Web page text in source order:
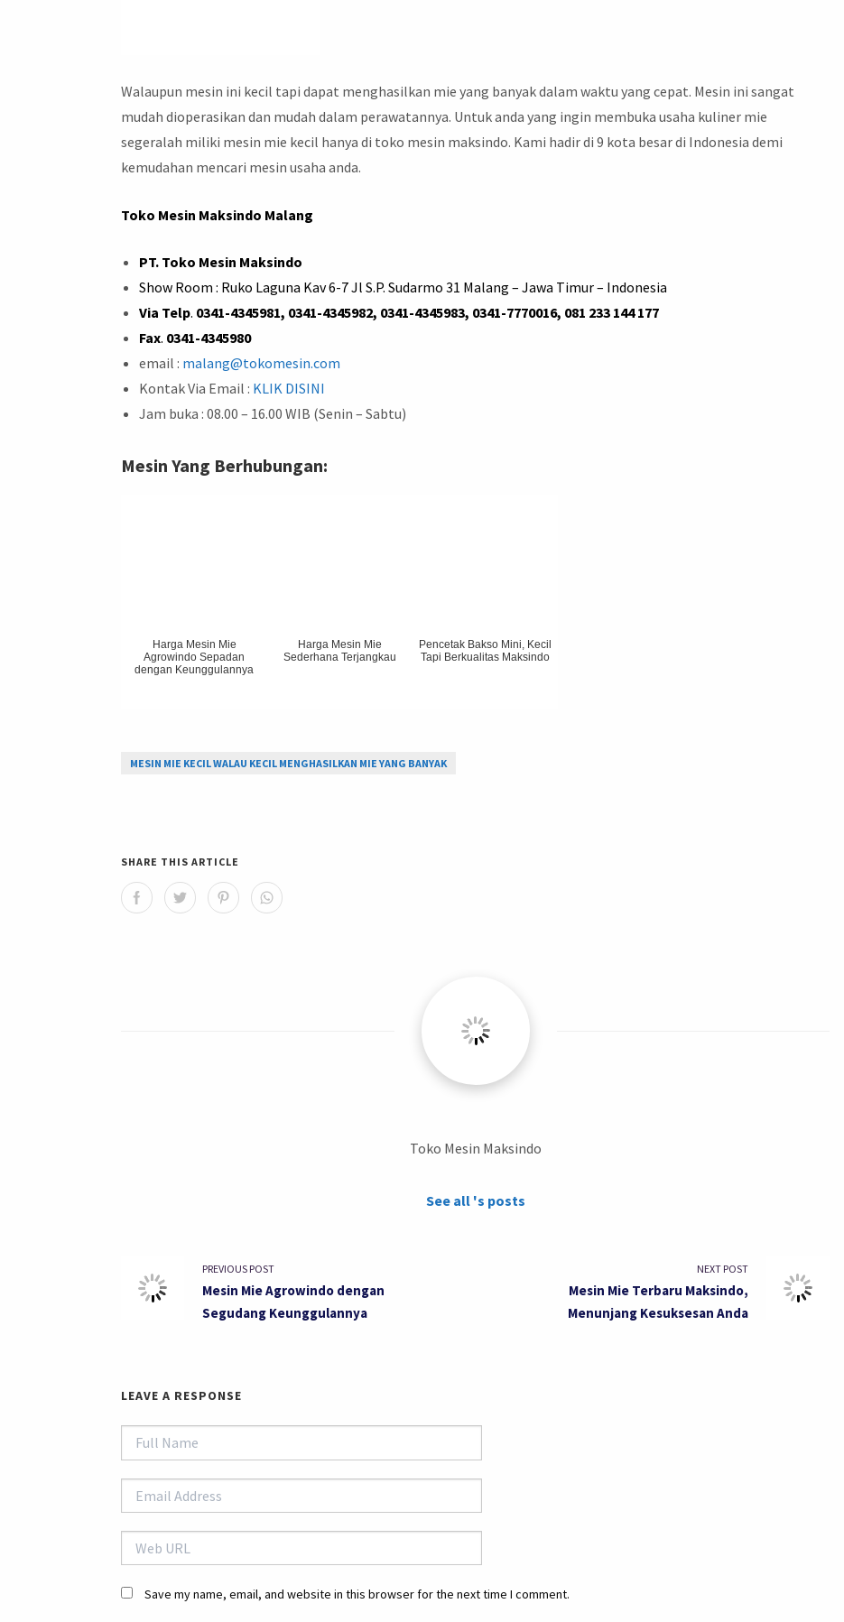
Walaupun mesin ini kecil tapi dapat menghasilkan mie yang banyak dalam waktu yang cepat. Mesin ini sangat
mudah dioperasikan dan mudah dalam perawatannya. Untuk anda yang ingin membuka usaha kuliner mie
segeralah miliki mesin mie kecil hanya di toko mesin maksindo. Kami hadir di 9 kota besar di Indonesia demi
kemudahan mencari mesin usaha anda.
Toko Mesin Maksindo Malang
PT. Toko Mesin Maksindo
Show Room : Ruko Laguna Kav 6-7 Jl S.P. Sudarmo 31 Malang – Jawa Timur – Indonesia
Via Telp. 0341-4345981, 0341-4345982, 0341-4345983, 0341-7770016, 081 233 144 177
Fax. 0341-4345980
email : malang@tokomesin.com
Kontak Via Email : KLIK DISINI
Jam buka : 08.00 – 16.00 WIB (Senin – Sabtu)
Mesin Yang Berhubungan:
Harga Mesin Mie
Agrowindo Sepadan
dengan Keunggulannya
Harga Mesin Mie
Sederhana Terjangkau
Pencetak Bakso Mini, Kecil
Tapi Berkualitas Maksindo
MESIN MIE KECIL WALAU KECIL MENGHASILKAN MIE YANG BANYAK
SHARE THIS ARTICLE
Toko Mesin Maksindo
See all 's posts
PREVIOUS POST
Mesin Mie Agrowindo dengan
Segudang Keunggulannya
NEXT POST
Mesin Mie Terbaru Maksindo,
Menunjang Kesuksesan Anda
LEAVE A RESPONSE
Save my name, email, and website in this browser for the next time I comment.